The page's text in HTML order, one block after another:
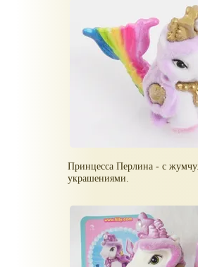
Принцесса Перлина - с
украшениями.